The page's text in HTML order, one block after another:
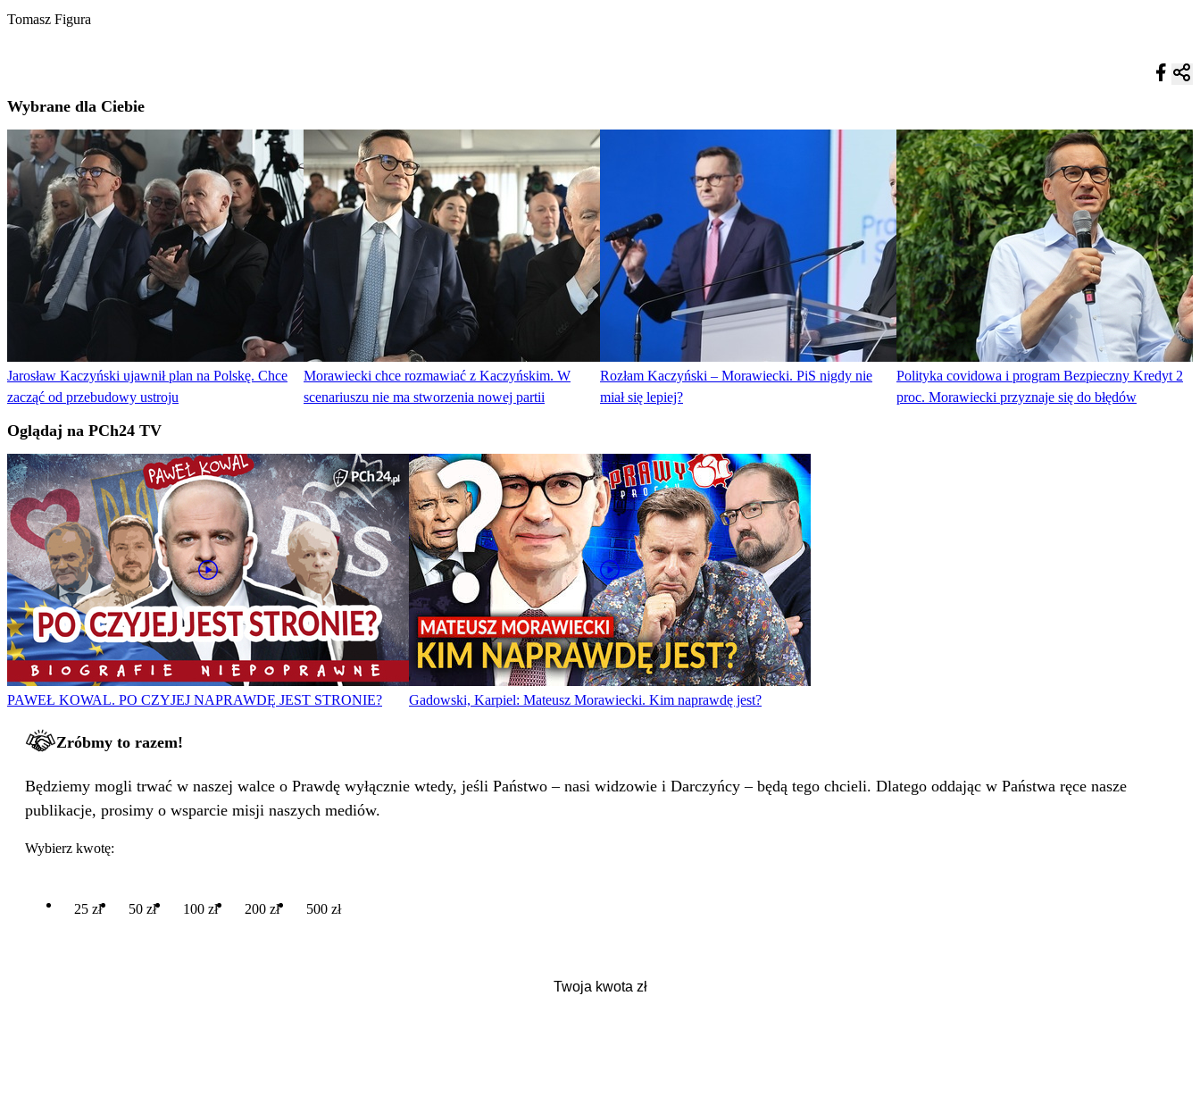
Tomasz Figura
Wybrane dla Ciebie
Jarosław Kaczyński ujawnił plan na Polskę. Chce
zacząć od przebudowy ustroju
Morawiecki chce rozmawiać z Kaczyńskim. W
scenariuszu nie ma stworzenia nowej partii
Rozłam Kaczyński – Morawiecki. PiS nigdy nie
miał się lepiej?
Polityka covidowa i program Bezpieczny Kredyt 2
proc. Morawiecki przyznaje się do błędów
Oglądaj na PCh24 TV
PAWEŁ KOWAL. PO CZYJEJ NAPRAWDĘ JEST STRONIE? Gadowski, Karpiel: Mateusz Morawiecki. Kim naprawdę jest?
Zróbmy to razem!
Będziemy mogli trwać w naszej walce o Prawdę wyłącznie wtedy, jeśli Państwo – nasi widzowie i Darczyńcy – będą tego chcieli. Dlatego oddając w Państwa ręce nasze
publikacje, prosimy o wsparcie misji naszych mediów.
Wybierz kwotę:
25 zł 50 zł 100 zł 200 zł 500 zł